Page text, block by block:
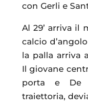
con Gerli e
Al 29’ arriva il
calcio
la palla arriva
Il giovane
porta e De
traiettoria,